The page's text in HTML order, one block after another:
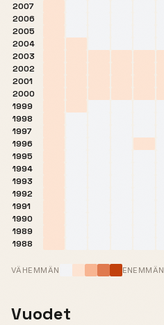
2007
2006
2005
2004
2003
2002
2001
2000
1999
1998
1997
1996
1995
1994
1993
1992
1991
1990
1989
1988
VÄHEMMÄN ENEMMÄN
Vuodet